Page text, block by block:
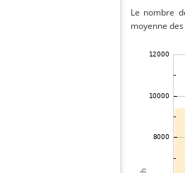
Le nombre
moyenne